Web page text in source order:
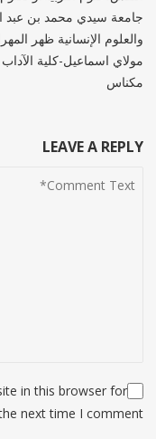
جامعة سيدي محمد بن عبد
والعلوم الإنسانية ظهر
مولاي اسماعيل-كلية الآداب
مكناس
LEAVE A REPLY
in this browser for
next time I comment.